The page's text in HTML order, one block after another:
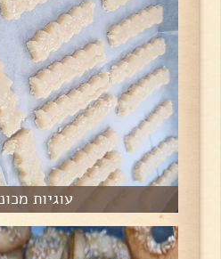
עוגיות